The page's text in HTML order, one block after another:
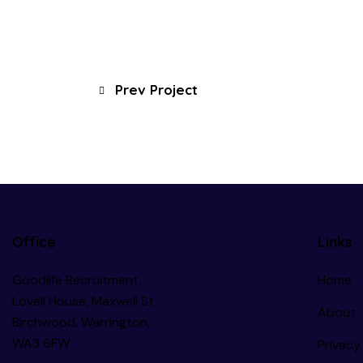
Prev Project
Office
Goodlife Recruitment,
Lovell House, Maxwell St,
Birchwood, Warrington,
WA3 6FW
Links
Home
About